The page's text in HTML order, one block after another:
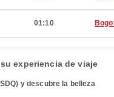
01:10
experiencia de viaje
y descubre la belleza